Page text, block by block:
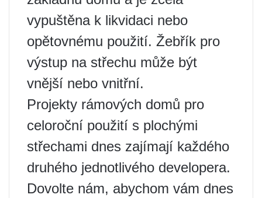
vypuštěna k likvidaci nebo
opětovnému použití. Žebřík pro
výstup na střechu může být
vnější nebo vnitřní.
Projekty rámových domů pro
celoroční použití s ​​plochými
střechami dnes zajímají každého
druhého jednotlivého developera.
Dovolte nám, abychom vám dnes